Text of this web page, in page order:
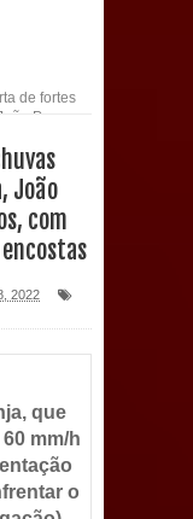
e injeta R$
ações
de fortes
Pessoa
João
com
2022
que
mm/h
o